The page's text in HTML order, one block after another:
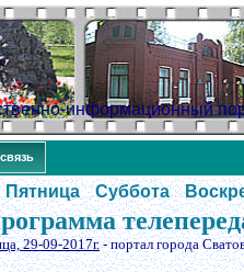
информационный
Пятница Суббота
29-09-2017г.- портал города